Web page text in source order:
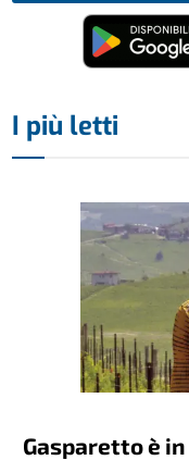
I più letti
Gasparetto è